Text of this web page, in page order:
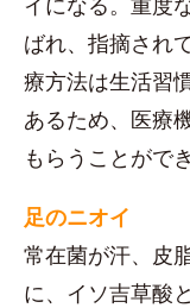
ばれ、指摘され
療方法は生活習
あるため、医療
もらうことができ
足のニオイ
常在菌が汗、皮
に、イソ吉草酸